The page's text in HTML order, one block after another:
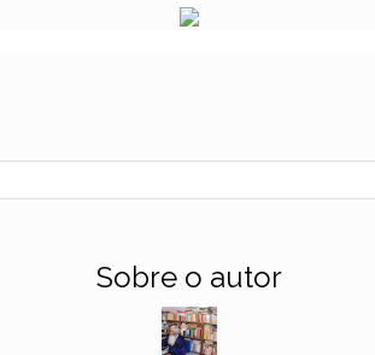
Sobre o autor